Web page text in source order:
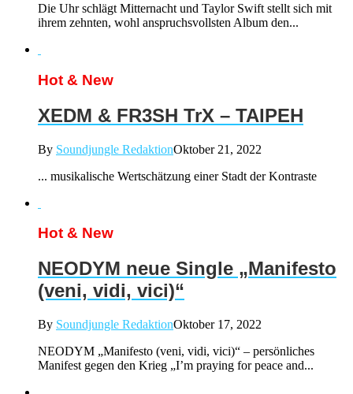
Die Uhr schlägt Mitternacht und Taylor Swift stellt sich mit
ihrem zehnten, wohl anspruchsvollsten Album den...
Hot & New
XEDM & FR3SH TrX – TAIPEH
By Soundjungle RedaktionOktober 21, 2022
... musikalische Wertschätzung einer Stadt der Kontraste
Hot & New
NEODYM neue Single „Manifesto
(veni, vidi, vici)“
By Soundjungle RedaktionOktober 17, 2022
NEODYM „Manifesto (veni, vidi, vici)“ – persönliches
Manifest gegen den Krieg „I’m praying for peace and...